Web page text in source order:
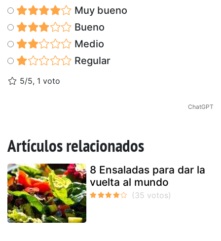
Muy bueno
Bueno
Medio
Regular
5/5, 1 voto
ChatGPT
Artículos relacionados
8 Ensaladas para dar la
vuelta al mundo